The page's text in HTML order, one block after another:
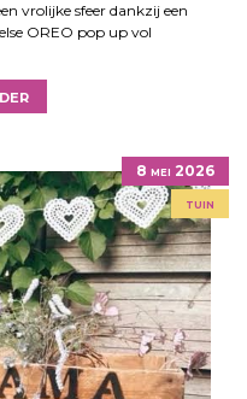
vrolijke sfeer dankzij een
OREO pop up vol
8 mei 2026
tuin